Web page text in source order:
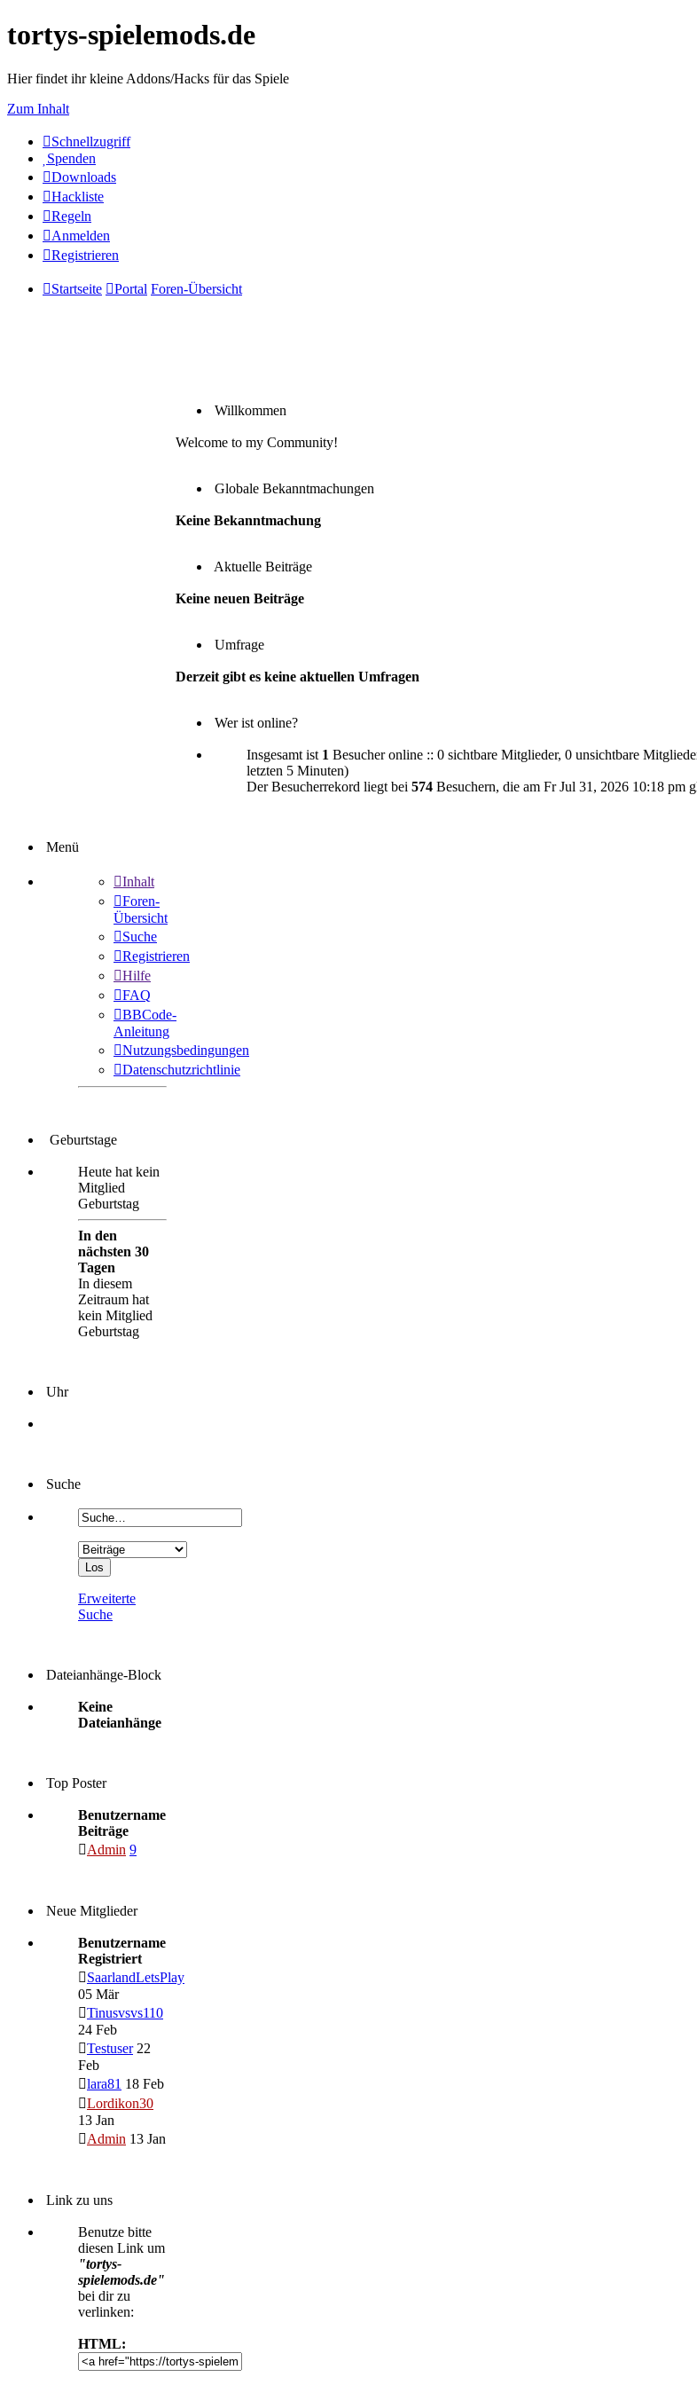
tortys-spielemods.de
Hier findet ihr kleine Addons/Hacks für das Spiele
Zum Inhalt
Schnellzugriff
Spenden
Downloads
Hackliste
Regeln
Anmelden
Registrieren
Startseite Portal Foren-Übersicht
Willkommen
Welcome to my Community!
Globale Bekanntmachungen
Keine Bekanntmachung
Aktuelle Beiträge
Keine neuen Beiträge
Umfrage
Derzeit gibt es keine aktuellen Umfragen
Wer ist online?
Insgesamt ist 1 Besucher online :: 0 sichtbare Mitglieder, 0 unsichtbare
letzten 5 Minuten)
Der Besucherrekord liegt bei 574 Besuchern, die am Fr Jul 31, 2026 10:18 pm
Menü
Inhalt
Foren-
Übersicht
Suche
Registrieren
Hilfe
FAQ
BBCode-
Anleitung
Nutzungsbedingungen
Datenschutzrichtlinie
Geburtstage
Heute hat kein
Mitglied
Geburtstag
In den
nächsten 30
Tagen
In diesem
Zeitraum hat
kein Mitglied
Geburtstag
Uhr
Suche
Erweiterte
Suche
Dateianhänge-Block
Keine
Dateianhänge
Top Poster
Benutzername
Beiträge
Admin 9
Neue Mitglieder
Benutzername
Registriert
SaarlandLetsPlay
05 Mär
Tinusvsvs110
24 Feb
Testuser 22
Feb
lara81 18 Feb
Lordikon30
13 Jan
Admin 13 Jan
Link zu uns
Benutze bitte
diesen Link um
"tortys-
spielemods.de"
bei dir zu
verlinken:
HTML: